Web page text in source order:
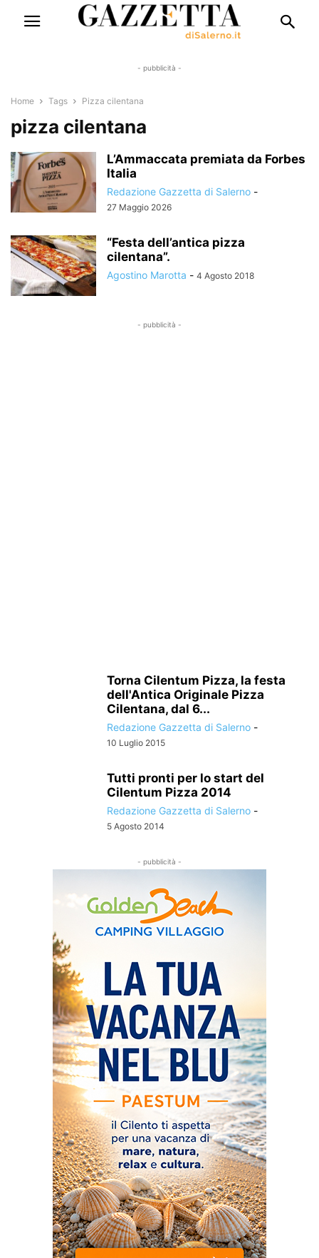
- pubblicità -
Home Tags Pizza cilentana
pizza cilentana
L’Ammaccata premiata da Forbes
Italia
Redazione Gazzetta di Salerno -
27 Maggio 2026
“Festa dell’antica pizza
cilentana”.
Agostino Marotta - 4 Agosto 2018
- pubblicità -
Torna Cilentum Pizza, la festa
dell'Antica Originale Pizza
Cilentana, dal 6...
Redazione Gazzetta di Salerno -
10 Luglio 2015
Tutti pronti per lo start del
Cilentum Pizza 2014
Redazione Gazzetta di Salerno -
5 Agosto 2014
- pubblicità -